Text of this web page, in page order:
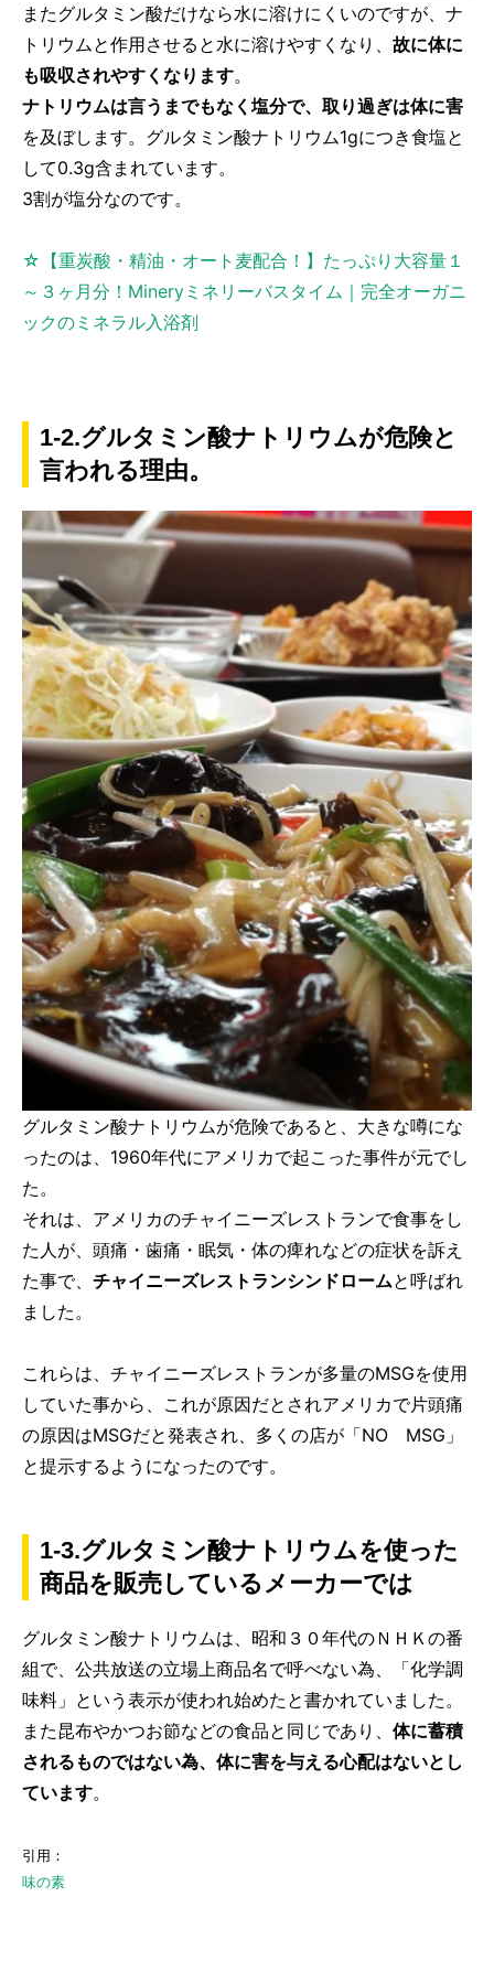
またグルタミン酸だけなら水に溶けにくいのですが、ナ
トリウムと作用させると水に溶けやすくなり、 故に体に
も吸収されやすくなります。
ナトリウムは言うまでもなく塩分で、取り過ぎは体に害
を及ぼします。グルタミン酸ナトリウム1gにつき食塩と
して0.3g含まれています。
3割が塩分なのです。
☆【重炭酸・精油・オート麦配合！】たっぷり大容量１
～３ヶ月分！Mineryミネリーバスタイム｜完全オーガニ
ックのミネラル入浴剤
1-2.グルタミン酸ナトリウムが危険と
言われる理由。
グルタミン酸ナトリウムが危険であると、大きな噂にな
ったのは、1960年代にアメリカで起こった事件が元でし
た。
それは、アメリカのチャイニーズレストランで食事をし
た人が、頭痛・歯痛・眠気・体の痺れなどの症状を訴え
た事で、 チャイニーズレストランシンドロームと呼ばれ
ました。
これらは、チャイニーズレストランが多量のMSGを使用
していた事から、これが原因だとされアメリカで片頭痛
の原因はMSGだと発表され、多くの店が「NO MSG」
と提示するようになったのです。
1-3.グルタミン酸ナトリウムを使った
商品を販売しているメーカーでは
グルタミン酸ナトリウムは、昭和３０年代のＮＨＫの番
組で、公共放送の立場上商品名で呼べない為、「化学調
味料」という表示が使われ始めたと書かれていました。
また昆布やかつお節などの食品と同じであり、 体に蓄積
されるものではない為、体に害を与える心配はないとし
ています。
引用：
味の素